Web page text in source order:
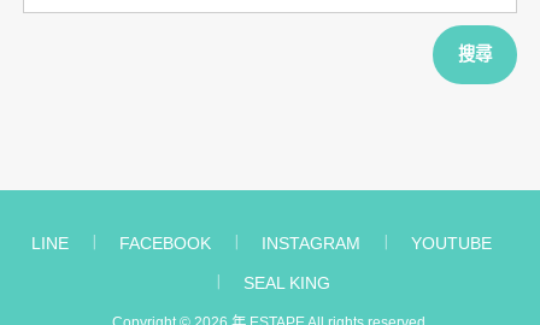
搜尋
LINE FACEBOOK INSTAGRAM YOUTUBE
SEAL KING